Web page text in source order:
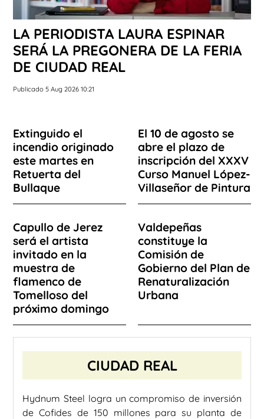
LA PERIODISTA LAURA ESPINAR
SERÁ LA PREGONERA DE LA FERIA
DE CIUDAD REAL
Publicado 5 Aug 2026 10:21
Extinguido el
incendio originado
este martes en
Retuerta del
Bullaque
El 10 de agosto se
abre el plazo de
inscripción del XXXV
Curso Manuel López-
Villaseñor de Pintura
Capullo de Jerez
será el artista
invitado en la
muestra de
flamenco de
Tomelloso del
próximo domingo
Valdepeñas
constituye la
Comisión de
Gobierno del Plan de
Renaturalización
Urbana
CIUDAD REAL
Hydnum Steel logra un compromiso de inversión
de Cofides de 150 millones para su planta de